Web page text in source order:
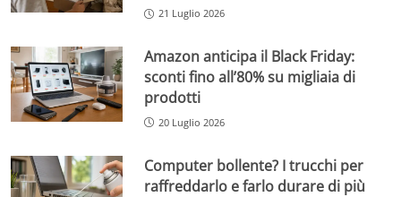
21 Luglio 2026
Amazon anticipa il Black Friday:
sconti fino all’80% su migliaia di
prodotti
20 Luglio 2026
Computer bollente? I trucchi per
raffreddarlo e farlo durare di più